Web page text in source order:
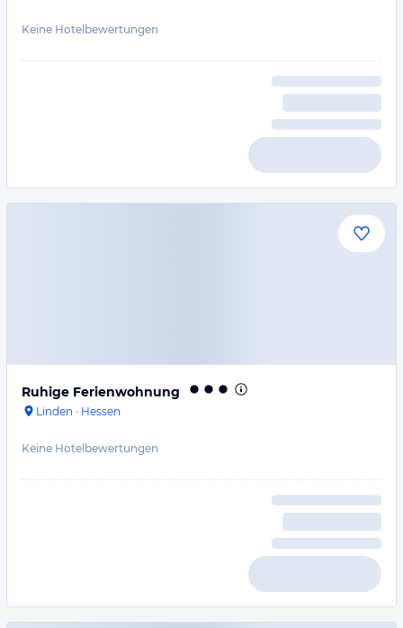
Keine Hotelbewertungen
Ruhige Ferienwohnung
Linden · Hessen
Keine Hotelbewertungen